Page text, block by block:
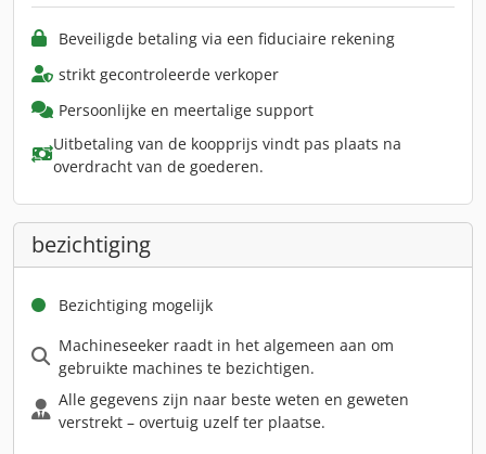
Beveiligde betaling via een fiduciaire rekening
strikt gecontroleerde verkoper
Persoonlijke en meertalige support
Uitbetaling van de koopprijs vindt pas plaats na
overdracht van de goederen.
bezichtiging
Bezichtiging mogelijk
Machineseeker raadt in het algemeen aan om
gebruikte machines te bezichtigen.
Alle gegevens zijn naar beste weten en geweten
verstrekt – overtuig uzelf ter plaatse.